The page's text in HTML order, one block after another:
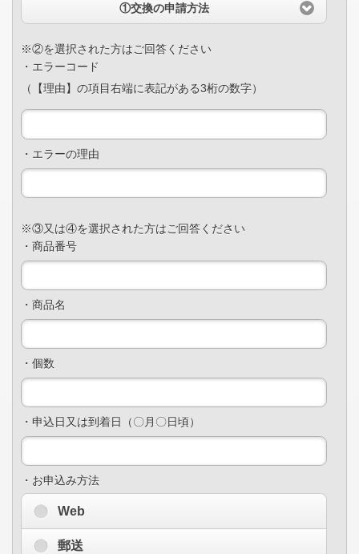
①交換の申請方法
※②を選択された方はご回答ください
・エラーコード
（【理由】の項目右端に表記がある3桁の数字）
・エラーの理由
※③又は④を選択された方はご回答ください
・商品番号
・商品名
・個数
・申込日又は到着日（〇月〇日頃）
・お申込み方法
Web
郵送